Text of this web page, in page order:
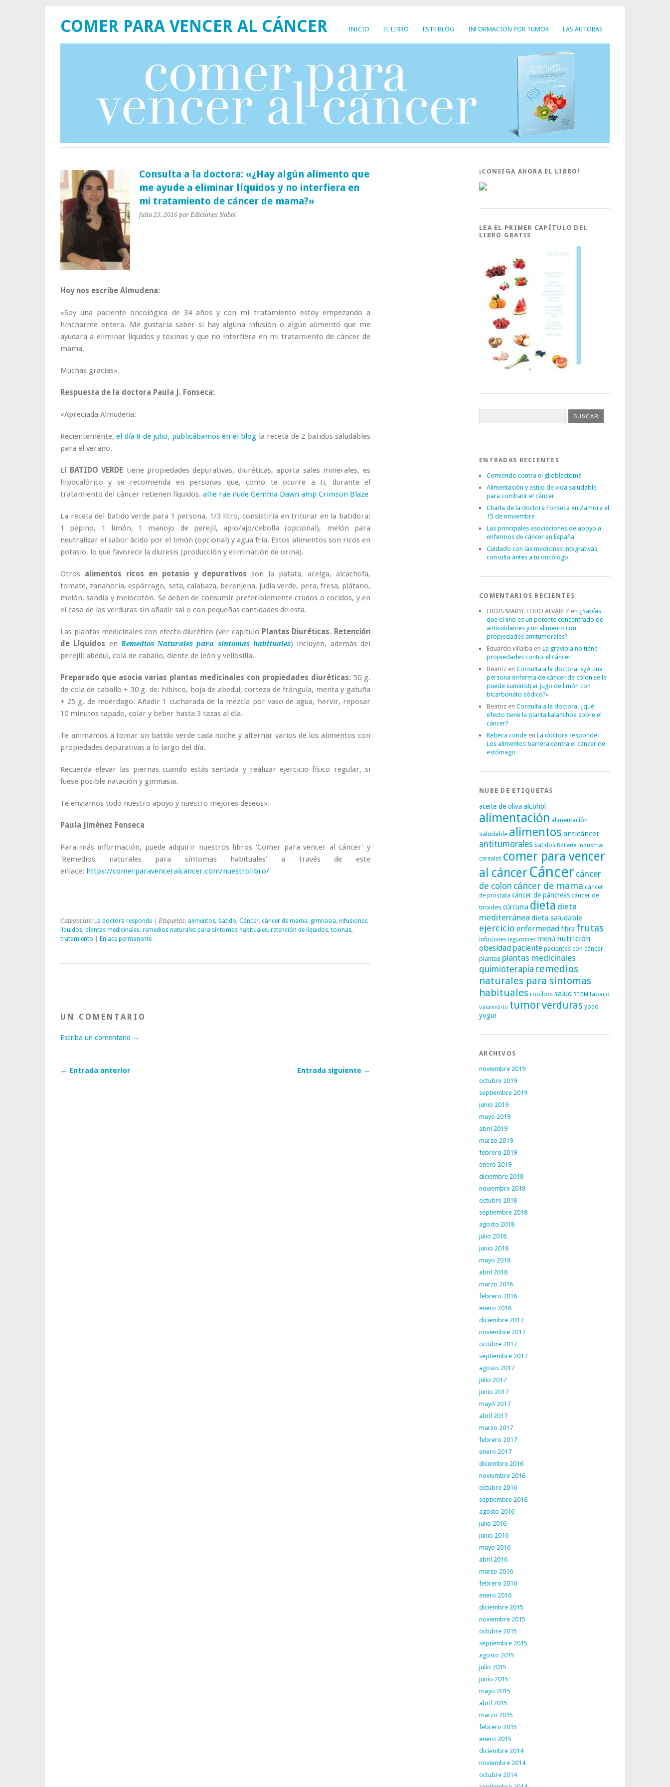
INICIO EL LIBRO ESTE BLOG INFORMACIÓN POR TUMOR LAS AUTORAS
COMER PARA VENCER AL CÁNCER
Consulta a la doctora: «¿Hay algún alimento que
me ayude a eliminar líquidos y no interfiera en
mi tratamiento de cáncer de mama?»
julio 25, 2016 por Ediciones Nobel
Hoy nos escribe Almudena:
«Soy una paciente oncológica de 34 años y con mi tratamiento estoy empezando a
hincharme entera. Me gustaría saber si hay alguna infusión o algún alimento que me
ayudara a eliminar líquidos y toxinas y que no interfiera en mi tratamiento de cáncer de
mama.
Muchas gracias».
Respuesta de la doctora Paula J. Fonseca:
«Apreciada Almudena:
Recientemente,el día 8 de julio, publicábamos en el blog la receta de 2 batidos saludables
para el verano.
El BATIDO VERDE tiene propiedades depurativas, diuréticas, aporta sales minerales, es
hipocalórico y se recomienda en personas que, como te ocurre a ti, durante el
tratamiento del cáncer retienen líquidos. allie rae nude Gemma Dawn amp Crimson Blaze
La receta del batido verde para 1 persona, 1/3 litro, consistiría en triturar en la batidora:
1 pepino, 1 limón, 1 manojo de perejil, apio/ajo/cebolla (opcional), melón para
neutralizar el sabor ácido por el limón (opcional) y agua fría. Estos alimentos son ricos en
potasio, lo que favorece la diuresis (producción y eliminación de orina).
Otros alimentos ricos en potasio y depurativos son la patata, acelga, alcachofa,
tomate, zanahoria, espárrago, seta, calabaza, berenjena, judía verde, pera, fresa, plátano,
melón, sandía y melocotón. Se deben de consumir preferiblemente crudos o cocidos, y en
el caso de las verduras sin añadir sal o con pequeñas cantidades de esta.
Las plantas medicinales con efecto diurético (ver capítulo Plantas Diuréticas. Retención
de Líquidos en Remedios Naturales para síntomas habituales) incluyen, además del
perejil: abedul, cola de caballo, diente de león y vellosilla.
Preparado que asocia varias plantas medicinales con propiedades diuréticas: 50 g.
de cola de caballo + 30 g. de: hibisco, hoja de abedul, corteza de frángula, menta y gatuña
+ 25 g. de muérdago. Añadir 1 cucharada de la mezcla por vaso de agua, hervir, reposar
10 minutos tapado, colar y beber hasta 3 tazas al día.
Te animamos a tomar un batido verde cada noche y alternar varios de los alimentos con
propiedades depurativas a lo largo del día.
Recuerda elevar las piernas cuando estás sentada y realizar ejercicio físico regular, si
fuese posible natación y gimnasia.
Te enviamos todo nuestro apoyo y nuestro mejores deseos».
Paula Jiménez Fonseca
Para más información, puede adquirir nuestros libros ‘Comer para vencer al cáncer’ y
‘Remedios naturales para síntomas habituales’ a través de este
enlace: https://comerparavenceralcancer.com/nuestrolibro/
Categorías: La doctora responde | Etiquetas: alimentos, batido, Cáncer, cáncer de mama, gimnasia, infusiones,
líquidos, plantas medicinales, remedios naturales para síntomas habituales, retención de líquidos, toxinas,
tratamiento
Enlace permanente
UN COMENTARIO
Escriba un comentario →
← Entrada anterior Entrada siguiente →
¡CONSIGA AHORA EL LIBRO!
LEA EL PRIMER CAPÍTULO DEL
LIBRO GRATIS
ENTRADAS RECIENTES
Comiendo contra el glioblastoma
Alimentación y estilo de vida saludable
para combatir el cáncer
Charla de la doctora Fonseca en Zamora el
15 de noviembre
Las principales asociaciones de apoyo a
enfermos de cáncer en España
Cuidado con las medicinas integrativas,
consulta antes a tu oncólogo
COMENTARIOS RECIENTES
LUDIS MARYE LOBO ALVAREZ en ¿Sabías
que el lino es un potente concentrado de
antioxidantes y un alimento con
propiedades antitumorales?
Eduardo villalba en La graviola no tiene
propiedades contra el cáncer
Beatriz en Consulta a la doctora: «¿A una
persona enferma de cáncer de colon se le
puede suministrar jugo de limón con
bicarbonato sódico?»
Beatriz en Consulta a la doctora: ¿qué
efecto tiene la planta kalanchoe sobre el
cáncer?
Rebeca conde en La doctora responde:
Los alimentos barrera contra el cáncer de
estómago
NUBE DE ETIQUETAS
aceite de oliva alcohol
alimentación alimentación
saludable alimentos anticáncer
antitumorales batidos Bollería industrial
cereales comer para vencer
al cáncerCáncer cáncer
de colon cáncer de mama cáncer
de próstata cáncer de páncreascáncer de
tiroides cúrcuma dieta dieta
mediterránea dieta saludable
ejercicio enfermedadfibra frutas
infusiones legumbres menú nutrición
obesidad paciente pacientes con cáncer
plantas plantas medicinales
quimioterapia remedios
naturales para síntomas
habituales rooibos salud SEOM tabaco
tratamiento tumorverduras yodo
yogur
ARCHIVOS
noviembre 2019
octubre 2019
septiembre 2019
junio 2019
mayo 2019
abril 2019
marzo 2019
febrero 2019
enero 2019
diciembre 2018
noviembre 2018
octubre 2018
septiembre 2018
agosto 2018
julio 2018
junio 2018
mayo 2018
abril 2018
marzo 2018
febrero 2018
enero 2018
diciembre 2017
noviembre 2017
octubre 2017
septiembre 2017
agosto 2017
julio 2017
junio 2017
mayo 2017
abril 2017
marzo 2017
febrero 2017
enero 2017
diciembre 2016
noviembre 2016
octubre 2016
septiembre 2016
agosto 2016
julio 2016
junio 2016
mayo 2016
abril 2016
marzo 2016
febrero 2016
enero 2016
diciembre 2015
noviembre 2015
octubre 2015
septiembre 2015
agosto 2015
julio 2015
junio 2015
mayo 2015
abril 2015
marzo 2015
febrero 2015
enero 2015
diciembre 2014
noviembre 2014
octubre 2014